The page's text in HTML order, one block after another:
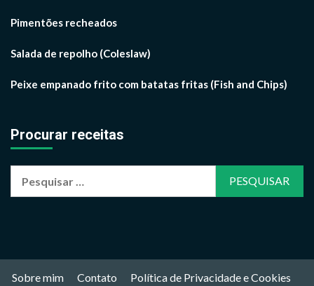
Pimentões recheados
Salada de repolho (Coleslaw)
Peixe empanado frito com batatas fritas (Fish and Chips)
Procurar receitas
Sobre mim Contato Política de Privacidade e Cookies